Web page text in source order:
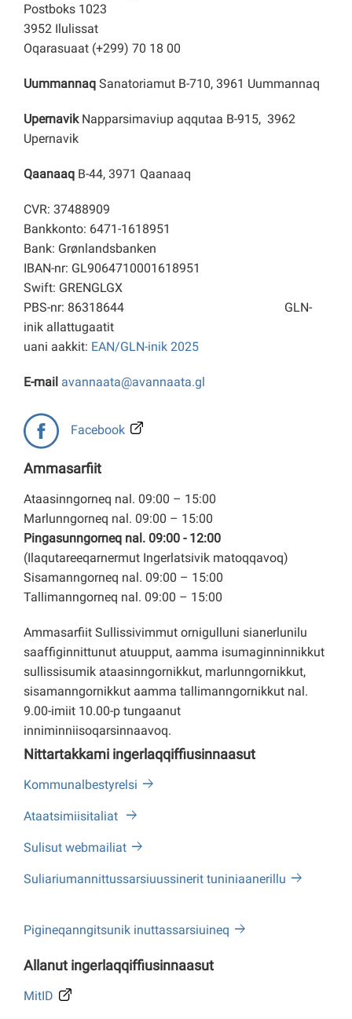
Postboks 1023
3952 Ilulissat
Oqarasuaat (+299) 70 18 00
Uummannaq Sanatoriamut B-710, 3961 Uummannaq
Upernavik Napparsimaviup aqqutaa B-915, 3962
Upernavik
Qaanaaq B-44, 3971 Qaanaaq
CVR: 37488909
Bankkonto: 6471-1618951
Bank: Grønlandsbanken
IBAN-nr: GL9064710001618951
Swift: GRENGLGX
PBS-nr: 86318644 GLN-
inik allattugaatit
uani aakkit: EAN/GLN-inik 2025
E-mail avannaata@avannaata.gl
Facebook
Ammasarfiit
Ataasinngorneq nal. 09:00 – 15:00
Marlunngorneq nal. 09:00 – 15:00
Pingasunngorneq nal. 09:00 - 12:00
(Ilaqutareeqarnermut Ingerlatsivik matoqqavoq)
Sisamanngorneq nal. 09:00 – 15:00
Tallimanngorneq nal. 09:00 – 15:00
Ammasarfiit Sullissivimmut ornigulluni sianerlunilu
saaffiginnittunut atuupput, aamma isumaginninnikkut
sullissisumik ataasinngornikkut, marlunngornikkut,
sisamanngornikkut aamma tallimanngornikkut nal.
9.00-imiit 10.00-p tungaanut
inniminniisoqarsinnaavoq.
Nittartakkami ingerlaqqiffiusinnaasut
Kommunalbestyrelsi
Ataatsimiisitaliat
Sulisut webmailiat
Suliariumannittussarsiuussinerit tuniniaanerillu
Pigineqanngitsunik inuttassarsiuineq
Allanut ingerlaqqiffiusinnaasut
MitID